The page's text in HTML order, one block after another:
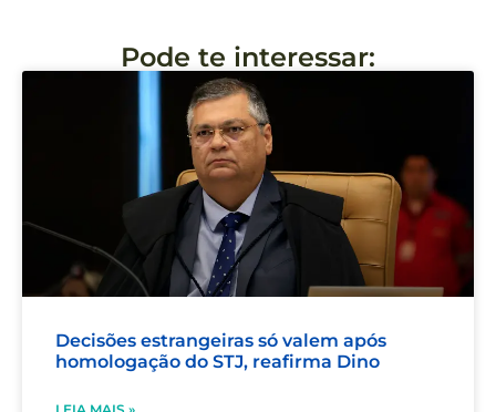
Pode te interessar:
Decisões estrangeiras só valem após
homologação do STJ, reafirma Dino